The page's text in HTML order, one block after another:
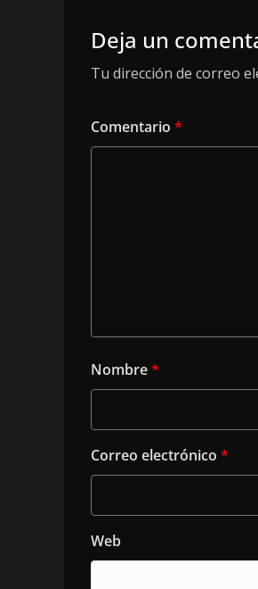
Deja un
Tu dirección de correo
Comentario *
Nombre*
Correo electrónico *
Web